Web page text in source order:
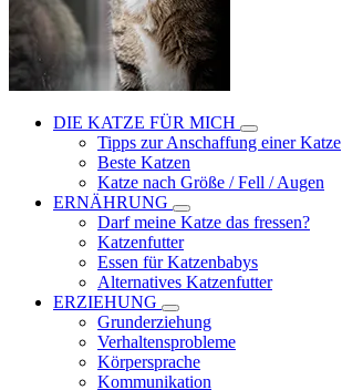
DIE KATZE FÜR MICH
Tipps zur Anschaffung einer Katze
Beste Katzen
Katze nach Größe / Fell / Augen
ERNÄHRUNG
Darf meine Katze das fressen?
Katzenfutter
Essen für Katzenbabys
Alternatives Katzenfutter
ERZIEHUNG
Grunderziehung
Verhaltensprobleme
Körpersprache
Kommunikation